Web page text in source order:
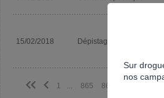
15/02/2018 Dépistage
<< < 1 865 866
Sur
nos